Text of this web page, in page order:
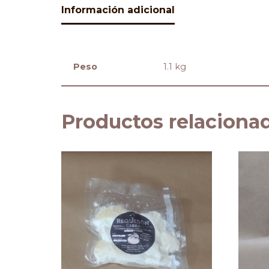
Información adicional
Peso 1.1 kg
Productos